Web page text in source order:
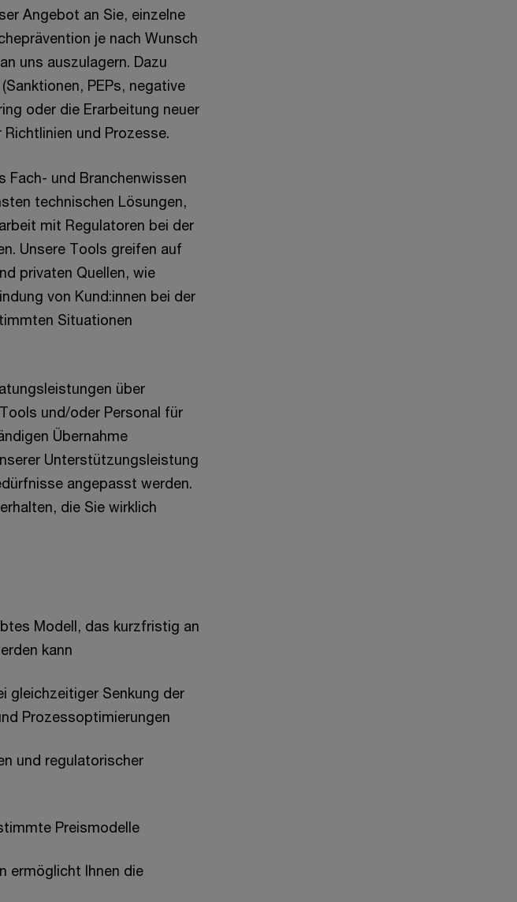
Angebot an Sie, einzelne
je nach Wunsch
uns auszulagern. Dazu
PEPs, negative
oder die Erarbeitung neuer
und Prozesse.
Fach- und Branchenwissen
technischen Lösungen,
mit Regulatoren bei der
Unsere Tools greifen auf
privaten Quellen, wie
von Kund:innen bei der
Situationen
über
und/oder Personal für
Übernahme
Unterstützungsleistung
angepasst werden.
die Sie wirklich
Modell, das kurzfristig an
kann
gleichzeitiger Senkung der
Prozessoptimierungen
und regulatorischer
Preismodelle
ermöglicht Ihnen die